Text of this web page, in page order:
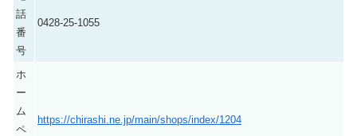
話
番
号
0428-25-1055
ホ
ー
ム
ペ
https://chirashi.ne.jp/main/shops/index/1204